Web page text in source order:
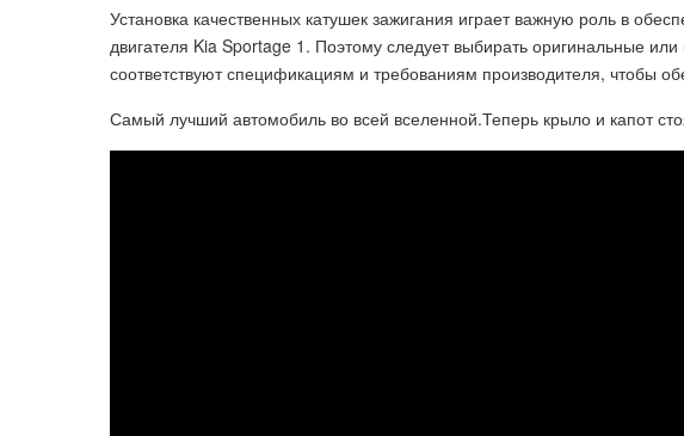
Установка качественных катушек зажигания играет важную роль в
двигателя Kia Sportage 1. Поэтому следует выбирать оригинальные
соответствуют спецификациям и требованиям производителя, чтобы
Самый лучший автомобиль во всей вселенной.Теперь крыло и капот